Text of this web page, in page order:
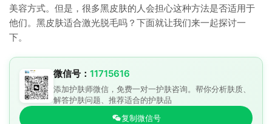
美容方式。但是，很多黑皮肤的人会担心这种方法是否适用于
他们。黑皮肤适合激光脱毛吗？下面就让我们来一起探讨一
下。
微信号： 11715616
添加护肤师微信，免费一对一护肤咨询。帮你分析肤质、
解答护肤问题、推荐适合的护肤品
复制微信号